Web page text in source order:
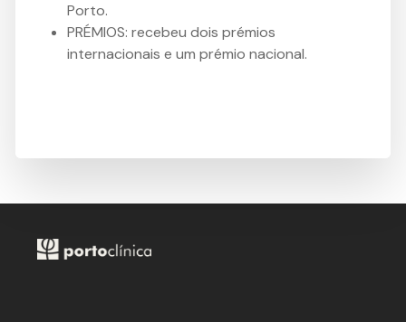
Porto.
PRÉMIOS: recebeu dois prémios
internacionais e um prémio nacional.